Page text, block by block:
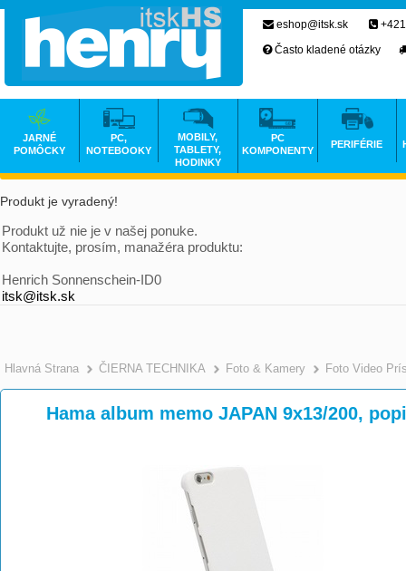
Produkt je vyradený!
Produkt už nie je v našej ponuke.
Kontaktujte, prosím, manažéra produktu:
Henrich Sonnenschein-ID0
itsk@itsk.sk
Hlavná Strana >
ČIERNA TECHNIKA >
Foto & Kamery Foto Video
Hama album memo JAPAN 9x13/200,
eshop@itsk.sk
Často kladené otázky
JARNÉ
POMÔCKY
PC,
NOTEBOOKY
MOBILY,
TABLETY,
HODINKY
PC
KOMPONENTY
PERIFÉRIE